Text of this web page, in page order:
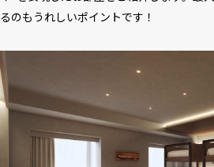
るのもうれしいポイントです！